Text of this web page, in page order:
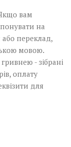
вам
на
або переклад,
мовою.
- зібрані
оплату
для